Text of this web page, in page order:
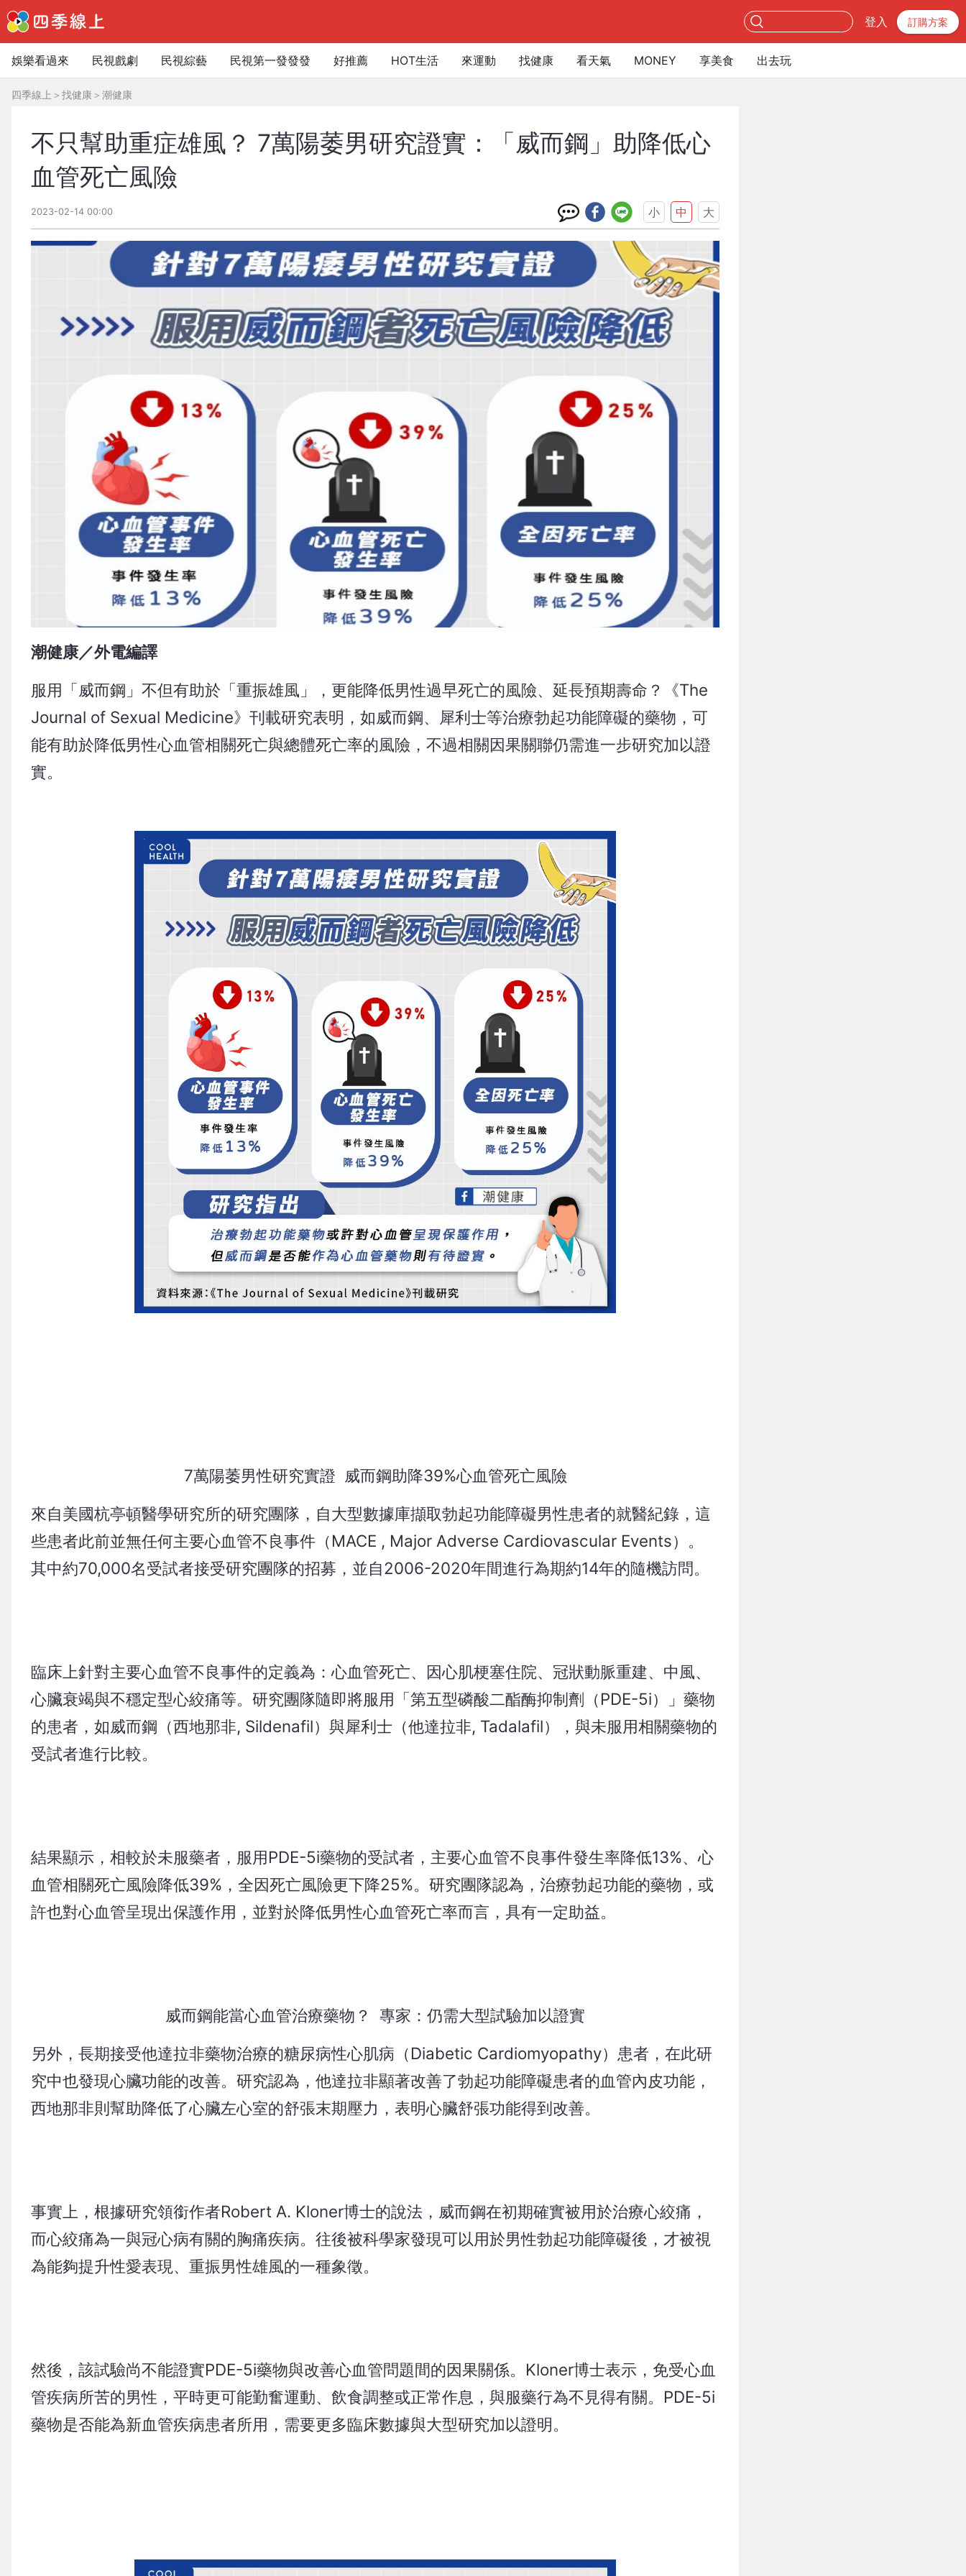
登入 訂購方案
娛樂看過來 民視戲劇 民視綜藝 民視第一發發發 好推薦 HOT生活 來運動 找健康 看天氣 MONEY 享美食 出去玩
四季線上 ＞ 找健康＞ 潮健康
不只幫助重症雄風？ 7萬陽萎男研究證實：「威而鋼」助降低心
血管死亡風險
2023-02-14 00:00 小 中 大
潮健康／外電編譯
服用「威而鋼」不但有助於「重振雄風」，更能降低男性過早死亡的風險、延長預期壽命？《The
Journal of Sexual Medicine》刊載研究表明，如威而鋼、犀利士等治療勃起功能障礙的藥物，可
能有助於降低男性心血管相關死亡與總體死亡率的風險，不過相關因果關聯仍需進一步研究加以證
實。
7萬陽萎男性研究實證 威而鋼助降39%心血管死亡風險
來自美國杭亭頓醫學研究所的研究團隊，自大型數據庫擷取勃起功能障礙男性患者的就醫紀錄，這
些患者此前並無任何主要心血管不良事件（MACE , Major Adverse Cardiovascular Events）。
其中約70,000名受試者接受研究團隊的招募，並自2006-2020年間進行為期約14年的隨機訪問。
臨床上針對主要心血管不良事件的定義為：心血管死亡、因心肌梗塞住院、冠狀動脈重建、中風、
心臟衰竭與不穩定型心絞痛等。研究團隊隨即將服用「第五型磷酸二酯酶抑制劑（PDE-5i）」藥物
的患者，如威而鋼（西地那非, Sildenafil）與犀利士（他達拉非, Tadalafil），與未服用相關藥物的
受試者進行比較。
結果顯示，相較於未服藥者，服用PDE-5i藥物的受試者，主要心血管不良事件發生率降低13%、心
血管相關死亡風險降低39%，全因死亡風險更下降25%。研究團隊認為，治療勃起功能的藥物，或
許也對心血管呈現出保護作用，並對於降低男性心血管死亡率而言，具有一定助益。
威而鋼能當心血管治療藥物？ 專家：仍需大型試驗加以證實
另外，長期接受他達拉非藥物治療的糖尿病性心肌病（Diabetic Cardiomyopathy）患者，在此研
究中也發現心臟功能的改善。研究認為，他達拉非顯著改善了勃起功能障礙患者的血管內皮功能，
西地那非則幫助降低了心臟左心室的舒張末期壓力，表明心臟舒張功能得到改善。
事實上，根據研究領銜作者Robert A. Kloner博士的說法，威而鋼在初期確實被用於治療心絞痛，
而心絞痛為一與冠心病有關的胸痛疾病。往後被科學家發現可以用於男性勃起功能障礙後，才被視
為能夠提升性愛表現、重振男性雄風的一種象徵。
然後，該試驗尚不能證實PDE-5i藥物與改善心血管問題間的因果關係。Kloner博士表示，免受心血
管疾病所苦的男性，平時更可能勤奮運動、飲食調整或正常作息，與服藥行為不見得有關。PDE-5i
藥物是否能為新血管疾病患者所用，需要更多臨床數據與大型研究加以證明。